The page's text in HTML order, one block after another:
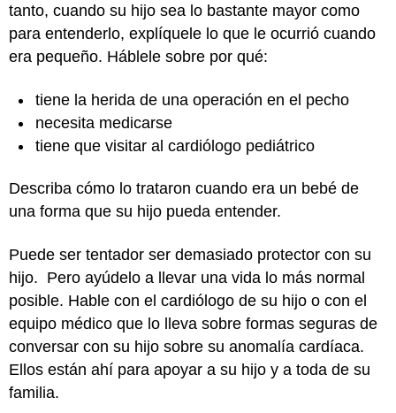
tanto, cuando su hijo sea lo bastante mayor como
para entenderlo, explíquele lo que le ocurrió cuando
era pequeño. Háblele sobre por qué:
tiene la herida de una operación en el pecho
necesita medicarse
tiene que visitar al cardiólogo pediátrico
Describa cómo lo trataron cuando era un bebé de
una forma que su hijo pueda entender.
Puede ser tentador ser demasiado protector con su
hijo. Pero ayúdelo a llevar una vida lo más normal
posible. Hable con el cardiólogo de su hijo o con el
equipo médico que lo lleva sobre formas seguras de
conversar con su hijo sobre su anomalía cardíaca.
Ellos están ahí para apoyar a su hijo y a toda de su
familia.